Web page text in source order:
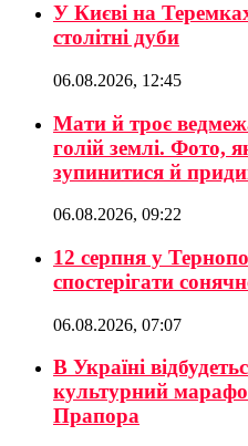
У Києві на
столітні дуби
06.08.2026, 12:45
Мати й троє
голій землі. Фото,
зупинитися й
06.08.2026, 09:22
12 серпня у
спостерігати
06.08.2026, 07:07
В Україні
культурний
Прапора